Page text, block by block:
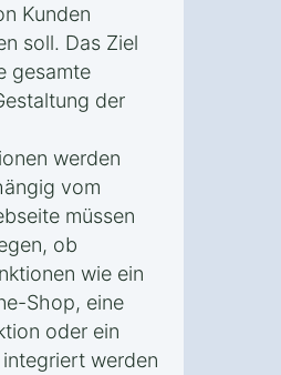
Kunden
soll. Das Ziel
gesamte
der
werden
vom
müssen
ob
wie ein
Shop, eine
oder ein
werden